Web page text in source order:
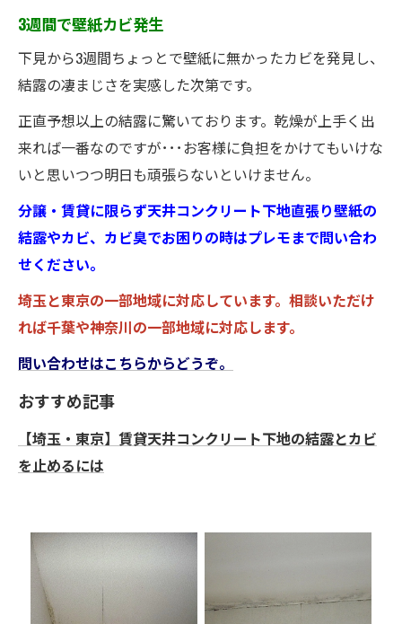
3週間で壁紙カビ発生
下見から3週間ちょっとで壁紙に無かったカビを発見し、
結露の凄まじさを実感した次第です。
正直予想以上の結露に驚いております。乾燥が上手く出
来れば一番なのですが･･･お客様に負担をかけてもいけな
いと思いつつ明日も頑張らないといけません。
分譲・賃貸に限らず天井コンクリート下地直張り壁紙の
結露やカビ、カビ臭でお困りの時はプレモまで問い合わ
せください。
埼玉と東京の一部地域に対応しています。相談いただけ
れば千葉や神奈川の一部地域に対応します。
問い合わせはこちらからどうぞ。
おすすめ記事
【埼玉・東京】賃貸天井コンクリート下地の結露とカビ
を止めるには